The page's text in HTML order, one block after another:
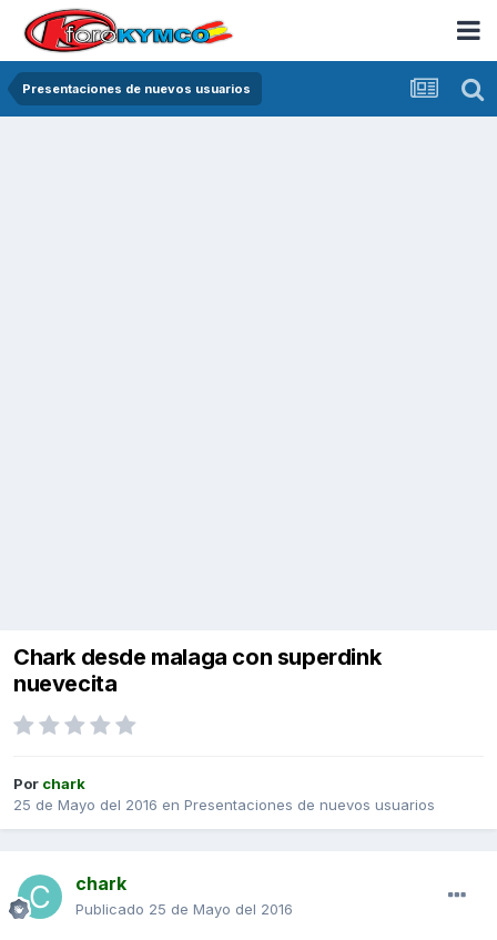
Presentaciones de nuevos usuarios
Chark desde malaga con superdink
nuevecita
Por chark
25 de Mayo del 2016 en Presentaciones de nuevos usuarios
chark
Publicado 25 de Mayo del 2016